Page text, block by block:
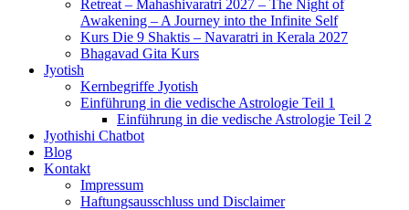
Retreat – Mahashivaratri 2027 – The Night of
Awakening – A Journey into the Infinite Self
Kurs Die 9 Shaktis – Navaratri in Kerala 2027
Bhagavad Gita Kurs
Jyotish
Kernbegriffe Jyotish
Einführung in die vedische Astrologie Teil 1
Einführung in die vedische Astrologie Teil 2
Jyothishi Chatbot
Blog
Kontakt
Impressum
Haftungsausschluss und Disclaimer